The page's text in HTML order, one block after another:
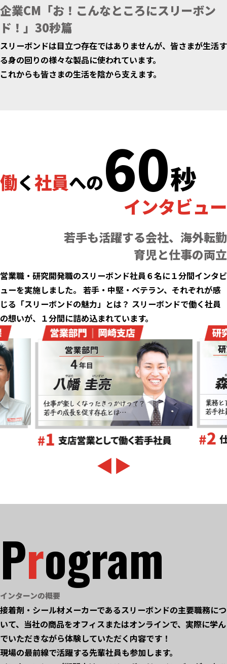
企業CM「お！こんなところにスリーボン
ド！」30秒篇
スリーボンドは目立つ存在ではありませんが、皆さまが生活す
る身の回りの様々な製品に使われています。
これからも皆さまの生活を陰から支えます。
働く社員への60秒
インタビュー
若手も活躍する会社、海外転勤
育児と仕事の両立
営業職・研究開発職のスリーボンド社員６名に１分間インタビ
ューを実施しました。 若手・中堅・ベテラン、それぞれが感
じる「スリーボンドの魅力」とは？ スリーボンドで働く社員
の想いが、１分間に詰め込まれています。
Program
インターンの概要
接着剤・シール材メーカーであるスリーボンドの主要職務につ
いて、当社の商品をオフィスまたはオンラインで、実際に学ん
でいただきながら体験していただく内容です！
現場の最前線で活躍する先輩社員も参加します。